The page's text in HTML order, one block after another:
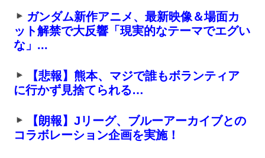
ガンダム新作アニメ、最新映像＆場面カ
ット解禁で大反響「現実的なテーマでエグい
な」...
【悲報】熊本、マジで誰もボランティア
に行かず見捨てられる…
【朗報】Jリーグ、ブルーアーカイブとの
コラボレーション企画を実施！